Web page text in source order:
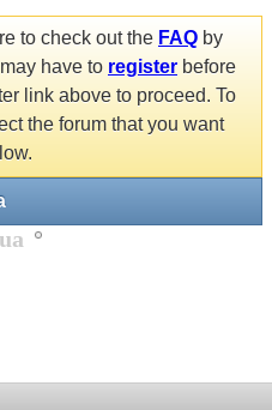
to check out the FAQ by
have to register before
link above to proceed. To
the forum that you want